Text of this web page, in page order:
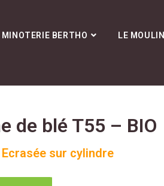
MINOTERIE BERTHO LE MOULIN
de blé T55 – BIO
Ecrasée sur cylindre